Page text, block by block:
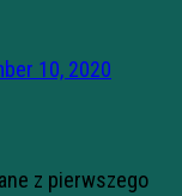
10, 2020
z pierwszego